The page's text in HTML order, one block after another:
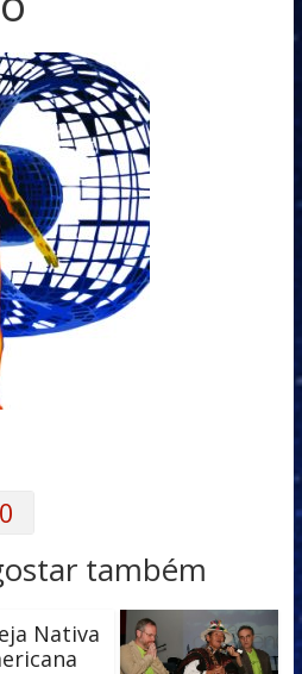
0
também
Nativa